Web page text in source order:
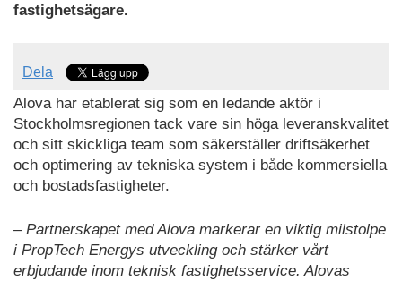
fastighetsägare.
Dela
Alova har etablerat sig som en ledande aktör i
Stockholmsregionen tack vare sin höga leveranskvalitet
och sitt skickliga team som säkerställer driftsäkerhet
och optimering av tekniska system i både kommersiella
och bostadsfastigheter.
– Partnerskapet med Alova markerar en viktig milstolpe
i PropTech Energys utveckling och stärker vårt
erbjudande inom teknisk fastighetsservice. Alovas